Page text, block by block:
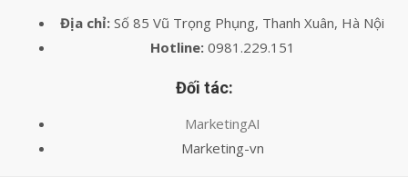
Địa chỉ: Số 85 Vũ Trọng Phụng, Thanh Xuân, Hà Nội
Hotline:0981.229.151
Đối tác:
MarketingAI
Marketing-vn